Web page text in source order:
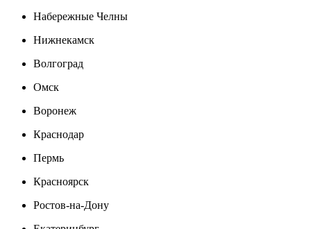
Набережные Челны
Нижнекамск
Волгоград
Омск
Воронеж
Краснодар
Пермь
Красноярск
Ростов-на-Дону